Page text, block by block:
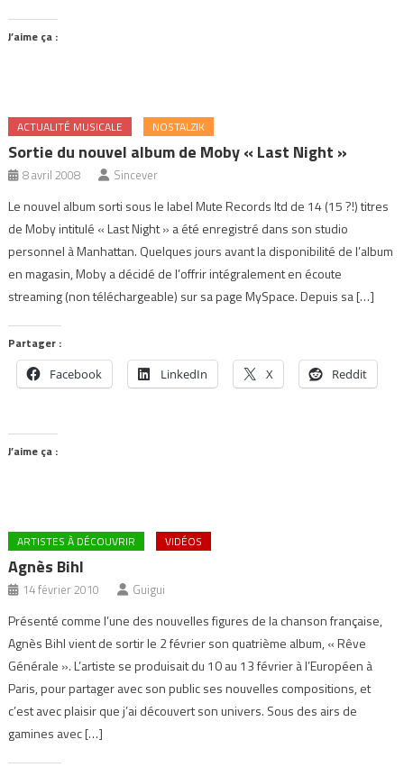
J’aime ça :
ACTUALITÉ MUSICALE NOSTALZIK
Sortie du nouvel album de Moby « Last Night »
8 avril 2008 Sincever
Le nouvel album sorti sous le label Mute Records ltd de 14 (15 ?!) titres
de Moby intitulé « Last Night » a été enregistré dans son studio
personnel à Manhattan. Quelques jours avant la disponibilité de l’album
en magasin, Moby a décidé de l’offrir intégralement en écoute
streaming (non téléchargeable) sur sa page MySpace. Depuis sa […]
Partager :
Facebook LinkedIn X Reddit
J’aime ça :
ARTISTES À DÉCOUVRIR VIDÉOS
Agnès Bihl
14 février 2010 Guigui
Présenté comme l’une des nouvelles figures de la chanson française,
Agnès Bihl vient de sortir le 2 février son quatrième album, « Rêve
Générale ». L’artiste se produisait du 10 au 13 février à l’Européen à
Paris, pour partager avec son public ses nouvelles compositions, et
c’est avec plaisir que j’ai découvert son univers. Sous des airs de
gamines avec […]